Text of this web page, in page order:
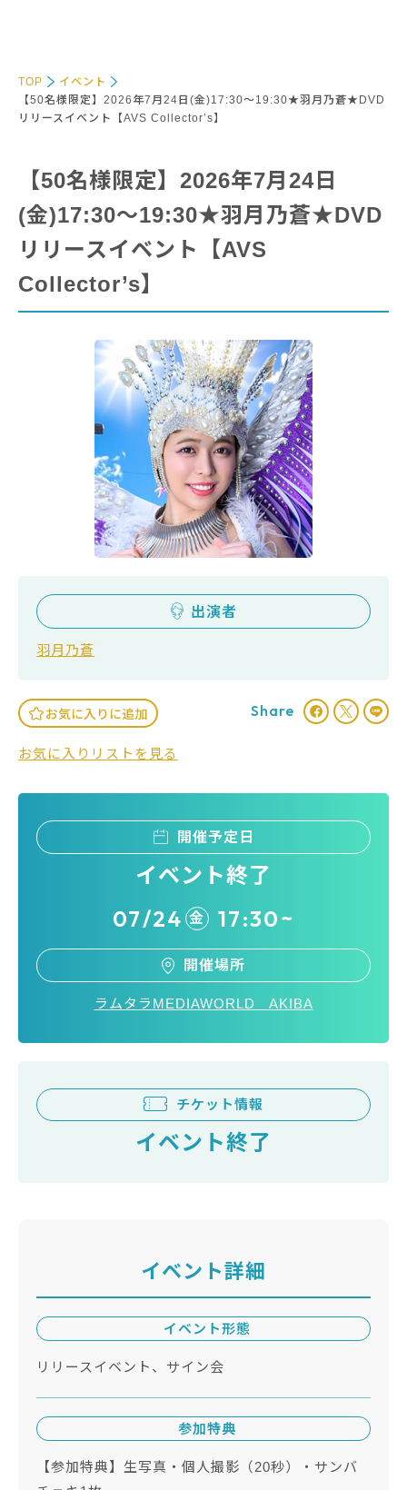
TOP
イベント
【50名様限定】2026年7月24日(金)17:30～19:30★羽月乃蒼★DVD
リリースイベント【AVS Collector’s】
【50名様限定】2026年7月24日
(金)17:30～19:30★羽月乃蒼★DVD
リリースイベント【AVS
Collector’s】
出演者
羽月乃蒼
お気に入りに追加
お気に入りリストを見る
Share
開催予定日
イベント終了
07/24 金 17:30~
開催場所
ラムタラMEDIAWORLD AKIBA
チケット情報
イベント終了
イベント詳細
イベント形態
リリースイベント、サイン会
参加特典
【参加特典】生写真・個人撮影（20秒）・サンバ